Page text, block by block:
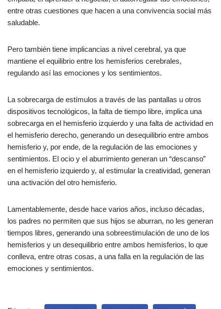
entre otras cuestiones que hacen a una convivencia social más
saludable.
Pero también tiene implicancias a nivel cerebral, ya que
mantiene el equilibrio entre los hemisferios cerebrales,
regulando así las emociones y los sentimientos.
La sobrecarga de estímulos a través de las pantallas u otros
dispositivos tecnológicos, la falta de tiempo libre, implica una
sobrecarga en el hemisferio izquierdo y una falta de actividad en
el hemisferio derecho, generando un desequilibrio entre ambos
hemisferio y, por ende, de la regulación de las emociones y
sentimientos. El ocio y el aburrimiento generan un “descanso”
en el hemisferio izquierdo y, al estimular la creatividad, generan
una activación del otro hemisferio.
Lamentablemente, desde hace varios años, incluso décadas,
los padres no permiten que sus hijos se aburran, no les generan
tiempos libres, generando una sobreestimulación de uno de los
hemisferios y un desequilibrio entre ambos hemisferios, lo que
conlleva, entre otras cosas, a una falla en la regulación de las
emociones y sentimientos.